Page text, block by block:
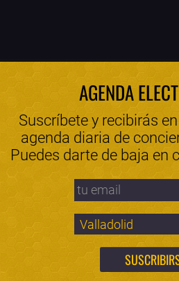
AGENDA
Suscríbete y recibirás
agenda diaria de
Puedes darte de baja en